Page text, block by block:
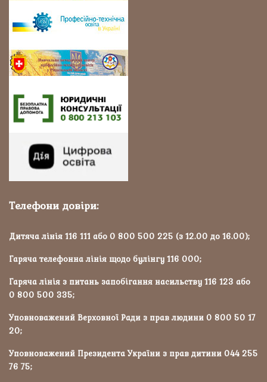
Телефони довіри:
Дитяча лінія 116 111 або 0 800 500 225 (з 12.00 до 16.00);
Гаряча телефонна лінія щодо булінгу 116 000;
Гаряча лінія з питань запобігання насильству 116 123 або
0 800 500 335;
Уповноважений Верховної Ради з прав людини 0 800 50 17
20;
Уповноважений Президента України з прав дитини 044 255
76 75;